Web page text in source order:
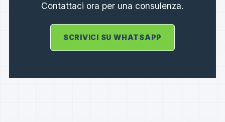
Contattaci ora per una consulenza.
SCRIVICI SU WHATSAPP